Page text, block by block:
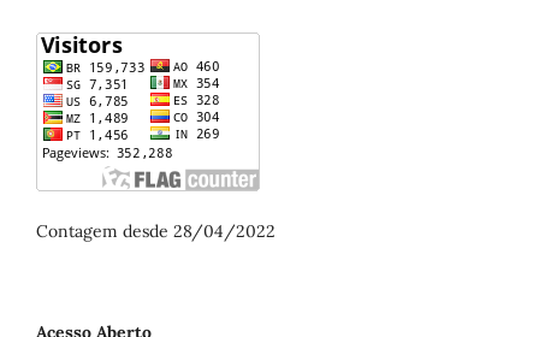
Contagem desde 28/04/2022
Acesso Aberto